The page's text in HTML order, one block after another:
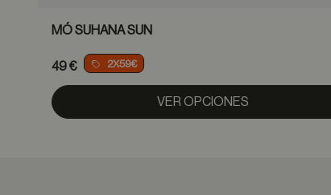
MÓ SUHANA SUN
49 € 2X59€
VER OPCIONES